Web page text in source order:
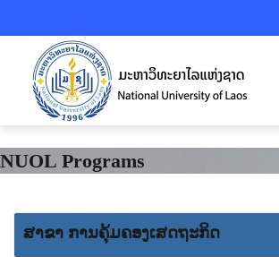
NUOL Programs
ສາຂາ ການຄຸ້ມຄອງເສດຖະກິດ